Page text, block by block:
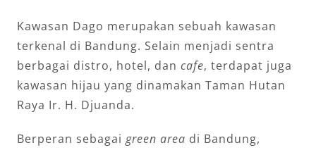
Kawasan Dago merupakan sebuah kawasan
terkenal di Bandung. Selain menjadi sentra
berbagai distro, hotel, dan cafe, terdapat juga
kawasan hijau yang dinamakan Taman Hutan
Raya Ir. H. Djuanda.
Berperan sebagai green area di Bandung,